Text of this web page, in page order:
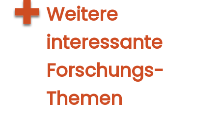
Weitere
interessante
Forschungs-
Themen